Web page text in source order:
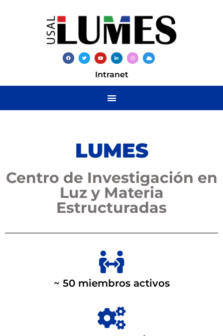
Intranet
LUMES
Centro de Investigación en
Luz y Materia
Estructuradas
~ 50 miembros activos